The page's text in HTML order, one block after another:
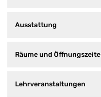
Ausstattung
Räume und
Lehrveranstaltungen